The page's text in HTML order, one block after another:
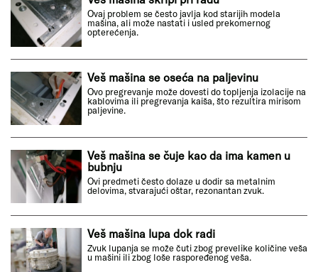
Ovaj problem se često javlja kod starijih modela
mašina, ali može nastati i usled prekomernog
opterećenja.
Veš mašina se oseća na paljevinu
Ovo pregrevanje može dovesti do topljenja izolacije na
kablovima ili pregrevanja kaiša, što rezultira mirisom
paljevine.
Veš mašina se čuje kao da ima kamen u
bubnju
Ovi predmeti često dolaze u dodir sa metalnim
delovima, stvarajući oštar, rezonantan zvuk.
Veš mašina lupa dok radi
Zvuk lupanja se može čuti zbog prevelike količine veša
u mašini ili zbog loše raspoređenog veša.